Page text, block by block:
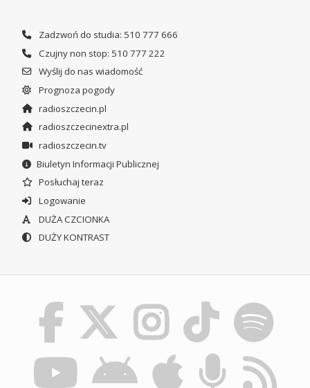
Zadzwoń do studia: 510 777 666
Czujny non stop: 510 777 222
Wyślij do nas wiadomość
Prognoza pogody
radioszczecin.pl
radioszczecinextra.pl
radioszczecin.tv
Biuletyn Informacji Publicznej
Posłuchaj teraz
Logowanie
DUŻA CZCIONKA
DUŻY KONTRAST